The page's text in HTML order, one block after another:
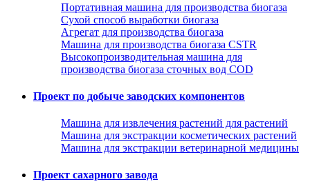
Портативная машина для производства биогаза
Сухой способ выработки биогаза
Агрегат для производства биогаза
Машина для производства биогаза CSTR
Высокопроизводительная машина для
производства биогаза сточных вод COD
Проект по добыче заводских компонентов
Машина для извлечения растений для растений
Машина для экстракции косметических растений
Машина для экстракции ветеринарной медицины
Проект сахарного завода